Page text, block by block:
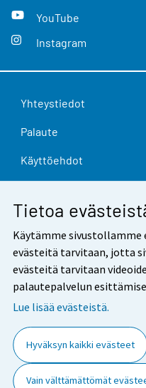
Tietoa
Käytämme
evästeitä tarvitaan, jotta
evästeitä tarvitaan
palautepalvelun
Lue lisää evästeistä.
Hyväksyn kaikki evästeet
Vain välttämättömät
YouTube
Instagram
Yhteystiedot
Palaute
Käyttöehdot
Saavutettavuus
Tietoa sivustosta
Evästeasetukset